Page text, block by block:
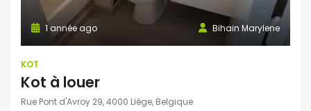
Bihain Marylene
1 année ago
KOT
Kot à louer
Rue Pont d'Avroy 29, 4000 Liège, Belgique